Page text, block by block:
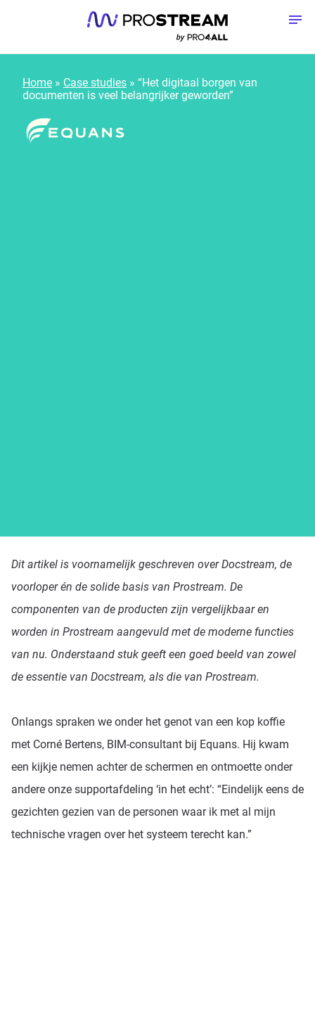
Prijzen
Kennisbank
Home » Case studies » “Het digitaal borgen van
documenten is veel belangrijker geworden”
Dit artikel is voornamelijk geschreven over Docstream, de
voorloper én de solide basis van Prostream. De
componenten van de producten zijn vergelijkbaar en
worden in Prostream aangevuld met de moderne functies
van nu. Onderstaand stuk geeft een goed beeld van zowel
de essentie van Docstream, als die van Prostream.
Onlangs spraken we onder het genot van een kop koffie
met Corné Bertens, BIM-consultant bij Equans. Hij kwam
een kijkje nemen achter de schermen en ontmoette onder
andere onze supportafdeling ‘in het echt’: “Eindelijk eens de
gezichten gezien van de personen waar ik met al mijn
technische vragen over het systeem terecht kan.”